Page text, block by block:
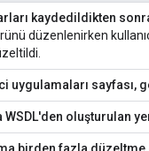
kaydedildikten
düzenlenirken
uygulamaları sayfası,
WSDL'den oluşturulan